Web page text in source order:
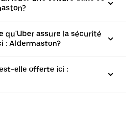
qu'Uber assure la sécurité
: Aldermaston?
elle offerte ici :